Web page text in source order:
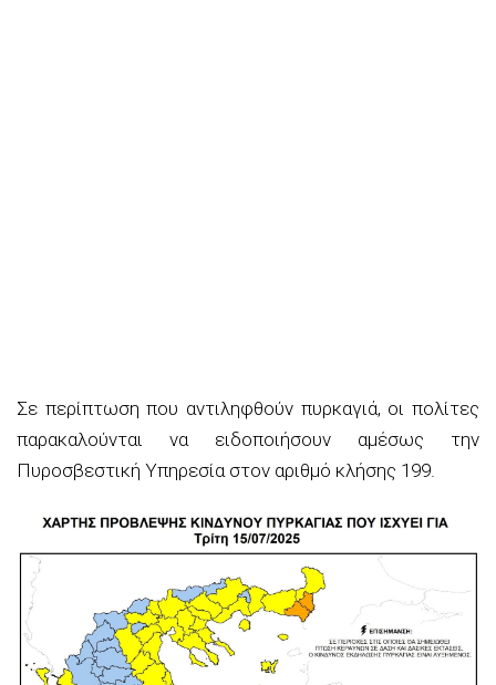
Σε περίπτωση που αντιληφθούν πυρκαγιά, οι πολίτες
παρακαλούνται να ειδοποιήσουν αμέσως την
Πυροσβεστική Υπηρεσία στον αριθμό κλήσης 199.